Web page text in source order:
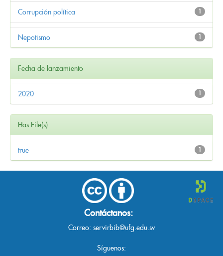
1
Corrupción política
1
Nepotismo
Fecha de lanzamiento
1
2020
Has File(s)
1
true
Contáctanos:
Correo: servirbib@ufg.edu.sv
Síguenos: